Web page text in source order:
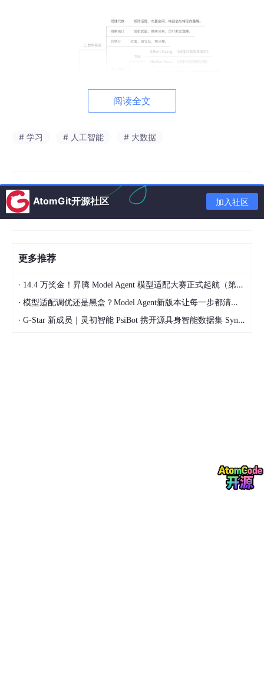
阅读全文
# 学习 # 人工智能 # 大数据
AtomGit开源社区 加入社区
更多推荐
· 14.4 万奖金！昇腾 Model Agent 模型适配大赛正式起航（第二季）
· 模型适配调优还是黑盒？Model Agent新版本让每一步都清晰可见
· G-Star 新成员｜灵初智能 PsiBot 携开源具身智能数据集 SynData 入驻 AtomGit